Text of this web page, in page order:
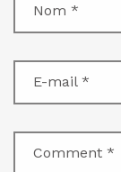
Nom *
E-mail *
Comment *